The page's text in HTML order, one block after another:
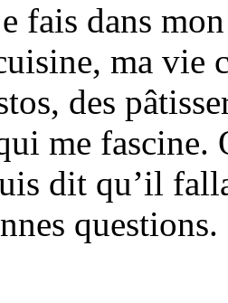
fais dans
ma vie
des
me
dit qu’il
questions.